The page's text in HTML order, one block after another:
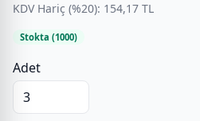
KDV Hariç (%20): 154,17 TL
Stokta (1000)
Adet